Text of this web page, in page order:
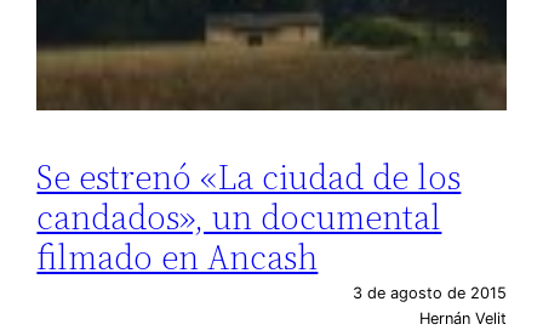
Se estrenó «La ciudad de los
candados», un documental
filmado en Ancash
3 de agosto de 2015
Hernán Velit